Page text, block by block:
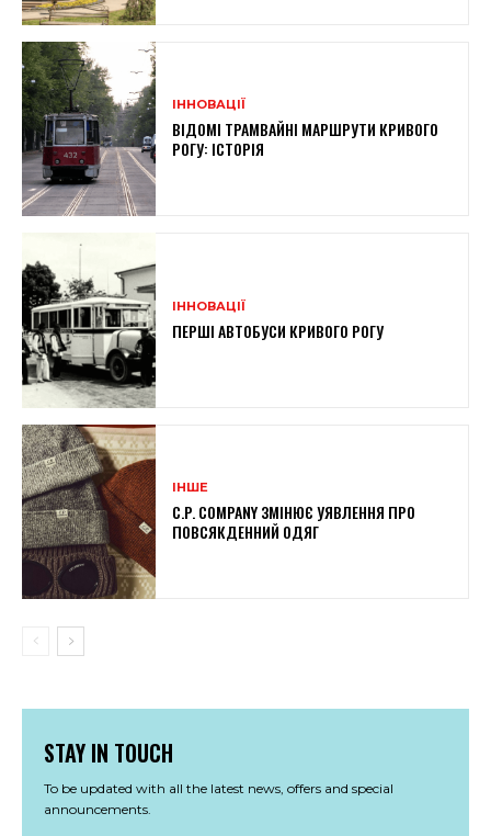
ІННОВАЦІЇ
ВІДОМІ ТРАМВАЙНІ МАРШРУТИ КРИВОГО
РОГУ: ІСТОРІЯ
ІННОВАЦІЇ
ПЕРШІ АВТОБУСИ КРИВОГО РОГУ
ІНШЕ
C.P. COMPANY ЗМІНЮЄ УЯВЛЕННЯ ПРО
ПОВСЯКДЕННИЙ ОДЯГ
STAY IN TOUCH
To be updated with all the latest news, offers and special
announcements.